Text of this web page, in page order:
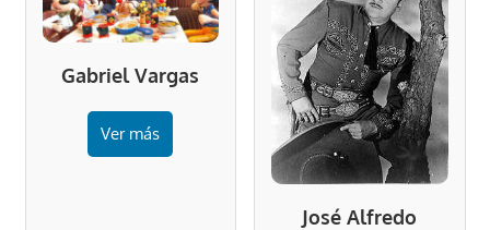
Gabriel Vargas
Ver más
José Alfredo